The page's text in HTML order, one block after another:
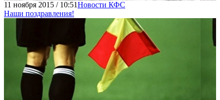
11 ноября 2015 / 10:51Новости КФС
Наши поздравления!